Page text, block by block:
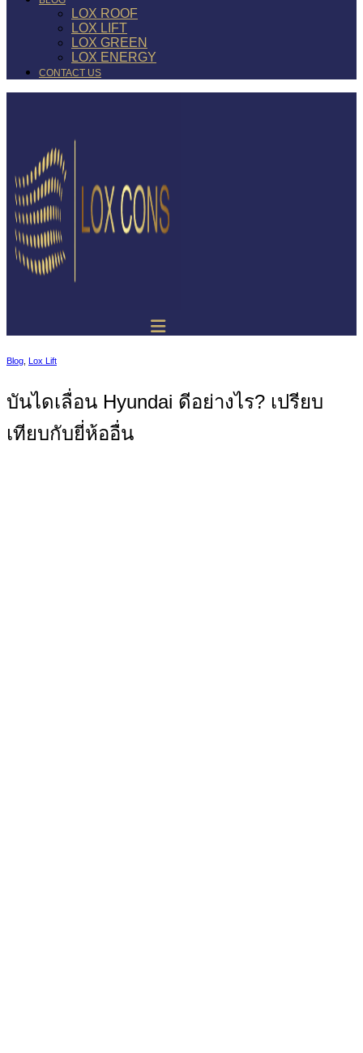
LOX ROOF
LOX LIFT
LOX GREEN
LOX ENERGY
CONTACT US
Blog Lox Lift
บันไดเลื่อน Hyundai ดีอย่างไร? เปรียบ
เทียบกับยี่ห้ออื่น